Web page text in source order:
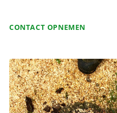
CONTACT OPNEMEN